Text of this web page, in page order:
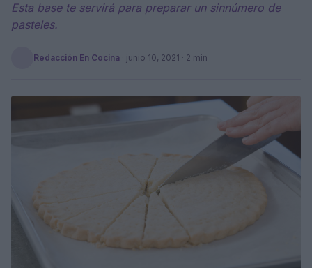
Esta base te servirá para preparar un sinnúmero de
pasteles.
Redacción En Cocina · junio 10, 2021 · 2 min